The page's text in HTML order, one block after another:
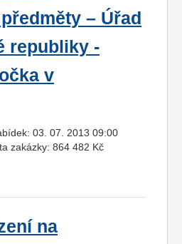
– Úřad
republiky -
v
03. 07. 2013 09:00
zakázky: 864 482 Kč
na